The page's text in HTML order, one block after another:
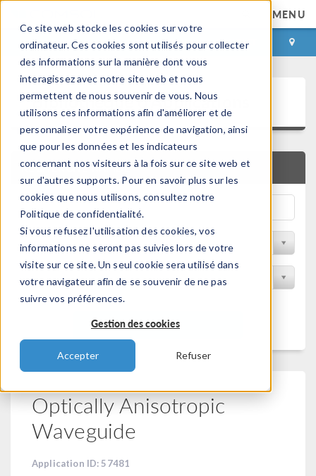
Ce site web stocke les cookies sur votre
ordinateur. Ces cookies sont utilisés pour collecter
des informations sur la manière dont vous
interagissez avec notre site web et nous
permettent de nous souvenir de vous. Nous
utilisons ces informations afin d'améliorer et de
personnaliser votre expérience de navigation, ainsi
que pour les données et les indicateurs
concernant nos visiteurs à la fois sur ce site web et
sur d'autres supports. Pour en savoir plus sur les
cookies que nous utilisons, consultez notre
Politique de confidentialité.
Si vous refusez l'utilisation des cookies, vos
informations ne seront pas suivies lors de votre
visite sur ce site. Un seul cookie sera utilisé dans
votre navigateur afin de se souvenir de ne pas
suivre vos préférences.
Gestion des cookies
Accepter Refuser
MENU
CONNEXION CONTACT
Bibliothèque d'Applications
RECHERCHE RAPIDE
Trier par Discipline
Filtrer par produit
Filtrer
Optically Anisotropic
Waveguide
Application ID: 57481